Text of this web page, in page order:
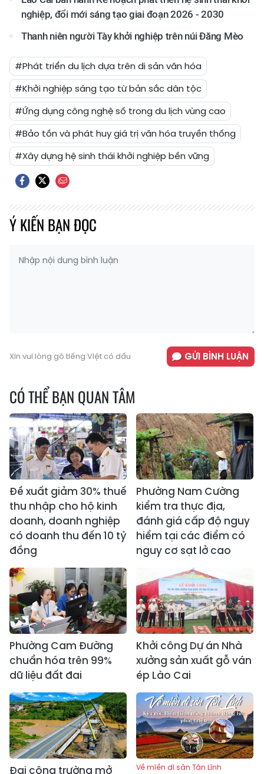
nghiệp, đổi mới sáng tạo giai đoạn 2026 - 2030
Thanh niên người Tày khởi nghiệp trên núi Đăng Mèo
#Phát triển du lịch dựa trên di sản văn hóa
#Khởi nghiệp sáng tạo từ bản sắc dân tộc
#Ứng dụng công nghệ số trong du lịch vùng cao
#Bảo tồn và phát huy giá trị văn hóa truyền thống
#Xây dựng hệ sinh thái khởi nghiệp bền vững
Ý KIẾN BẠN ĐỌC
Xin vui lòng gõ tiếng Việt có dấu GỬI BÌNH LUẬN
CÓ THỂ BẠN QUAN TÂM
Đề xuất giảm 30% thuế
thu nhập cho hộ kinh
doanh, doanh nghiệp
có doanh thu đến 10 tỷ
đồng
Phường Nam Cường
kiểm tra thực địa,
đánh giá cấp độ nguy
hiểm tại các điểm có
nguy cơ sạt lở cao
Phường Cam Đường
chuẩn hóa trên 99%
dữ liệu đất đai
Khởi công Dự án Nhà
xưởng sản xuất gỗ ván
ép Lào Cai
Đại công trường mở Về miền di sản Tân Lĩnh